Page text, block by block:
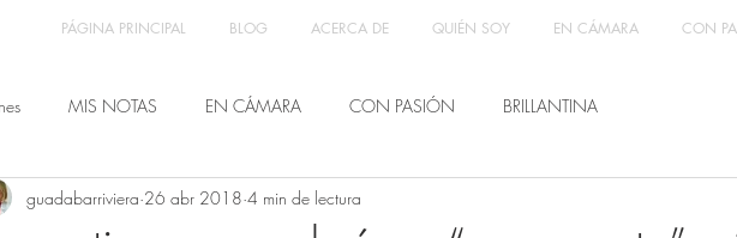
PÁGINA PRINCIPAL BLOG ACERCA DE QUIÉN SOY EN CÁMARA CON
MIS NOTAS EN CÁMARA CON PASIÓN BRILLANTINA
guadabarriviera 26 abr 2018 4 min de lectura